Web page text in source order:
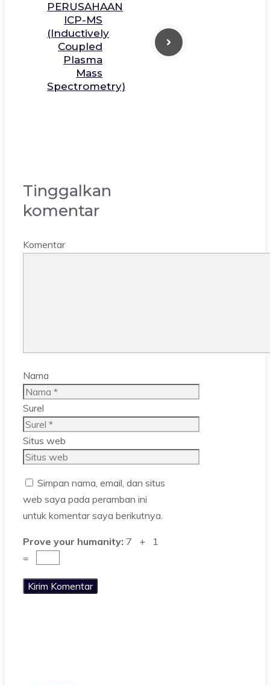
PERUSAHAAN
ICP-MS
(Inductively
Coupled
Plasma
Mass
Spectrometry)
Tinggalkan
komentar
Komentar
Nama
Surel
Situs web
Simpan nama, email, dan situs
web saya pada peramban ini
untuk komentar saya berikutnya.
Prove your humanity: 7 + 1
=